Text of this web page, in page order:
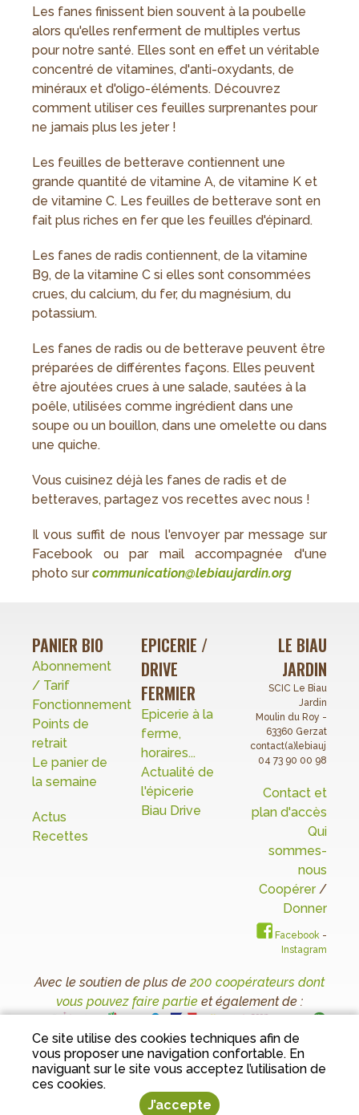
Les fanes finissent bien souvent à la poubelle
alors qu'elles renferment de multiples vertus
pour notre santé. Elles sont en effet un véritable
concentré de vitamines, d'anti-oxydants, de
minéraux et d'oligo-éléments. Découvrez
comment utiliser ces feuilles surprenantes pour
ne jamais plus les jeter !
Les feuilles de betterave contiennent une
grande quantité de vitamine A, de vitamine K et
de vitamine C. Les feuilles de betterave sont en
fait plus riches en fer que les feuilles d'épinard.
Les fanes de radis contiennent, de la vitamine
B9, de la vitamine C si elles sont consommées
crues, du calcium, du fer, du magnésium, du
potassium.
Les fanes de radis ou de betterave peuvent être
préparées de différentes façons. Elles peuvent
être ajoutées crues à une salade, sautées à la
poêle, utilisées comme ingrédient dans une
soupe ou un bouillon, dans une omelette ou dans
une quiche.
Vous cuisinez déjà les fanes de radis et de
betteraves, partagez vos recettes avec nous !
Il vous suffit de nous l'envoyer par message sur
Facebook ou par mail accompagnée d'une
photo sur communication@lebiaujardin.org
PANIER BIO
Abonnement
/ Tarif
Fonctionnement
Points de
retrait
Le panier de
la semaine
Actus
Recettes
EPICERIE /
DRIVE
FERMIER
Epicerie à la
ferme,
horaires...
Actualité de
l'épicerie
Biau Drive
LE BIAU
JARDIN
SCIC Le Biau
Jardin
Moulin du Roy -
63360 Gerzat
04 73 90 00 98
Contact et
plan d'accès
Qui
sommes-
nous
Coopérer/
Donner
Facebook-
Instagram
Avec le soutien de plus de200 coopérateurs dont
vous pouvez faire partie et également de :
Conditions Générales de VenteIMentions
légalesIProtection des données personnelles
Tous droits réservés 2023 Le Biau Jardin - Conception
Ce site utilise des cookies techniques afin de
vous proposer une navigation confortable. En
naviguant sur le site vous acceptez l’utilisation de
ces cookies.
J’accepte